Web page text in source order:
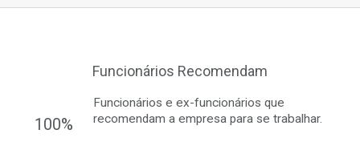
Funcionários Recomendam
100%
Funcionários e ex-funcionários que
recomendam a empresa para se trabalhar.